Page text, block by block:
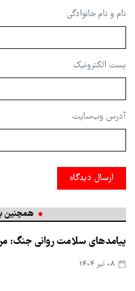
نام و نام خانوادگی
پست الکترونیک
آدرس وب‌سایت
ارسال دیدگاه
همچنین
پیامدهای سلامت روانی جنگ: